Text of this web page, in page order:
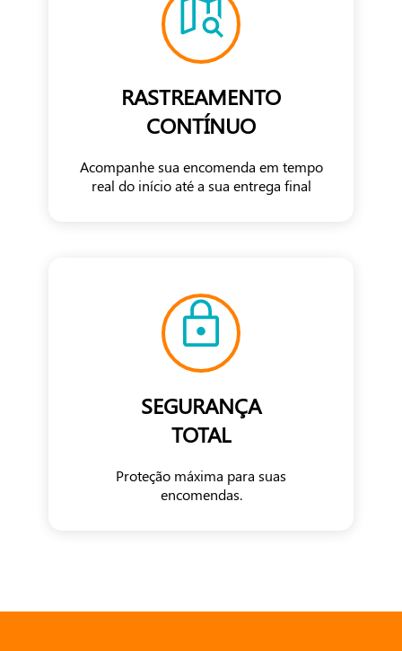
RASTREAMENTO
CONTÍNUO
Acompanhe sua encomenda em tempo
real do início até a sua entrega final
SEGURANÇA
TOTAL
Proteção máxima para suas
encomendas.